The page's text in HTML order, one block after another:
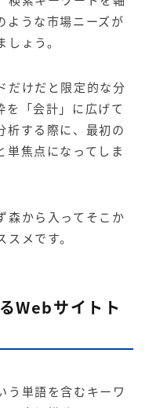
ような市場ニーズが
ょう。
だけだと限定的な分
を「会計」に広げて
析する際に、最初の
単焦点になってしま
森から入ってそこか
メです。
Webサイトト
う単語を含むキーワ